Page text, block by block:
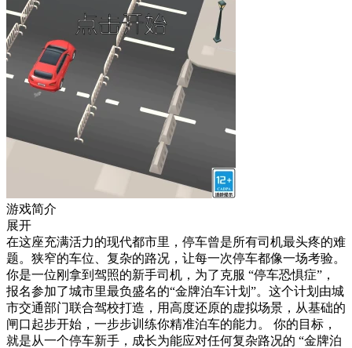
游戏简介
展开
在这座充满活力的现代都市里，停车曾是所有司机最头疼的难
题。狭窄的车位、复杂的路况，让每一次停车都像一场考验。
你是一位刚拿到驾照的新手司机，为了克服 “停车恐惧症”，
报名参加了城市里最负盛名的“金牌泊车计划”。这个计划由城
市交通部门联合驾校打造，用高度还原的虚拟场景，从基础的
闸口起步开始，一步步训练你精准泊车的能力。 你的目标，
就是从一个停车新手，成长为能应对任何复杂路况的 “金牌泊